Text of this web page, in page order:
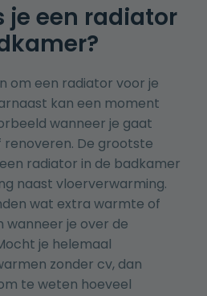
je een radiator
om een radiator voor je
kan een moment
wanneer je gaat
renoveren. De grootste
radiator in de badkamer
naast vloerverwarming.
wat extra warmte of
wanneer je over de
je helemaal
zonder cv, dan
te weten hoeveel